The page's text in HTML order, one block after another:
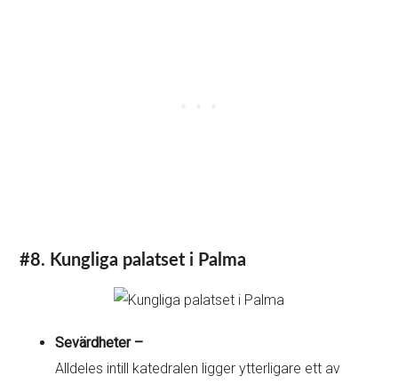
#8. Kungliga palatset i Palma
Sevärdheter –
Alldeles intill katedralen ligger ytterligare ett av